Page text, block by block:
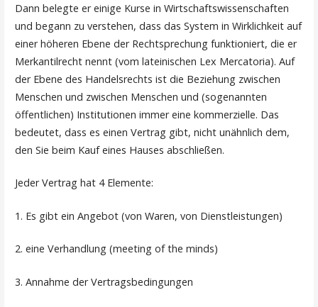
Dann belegte er einige Kurse in Wirtschaftswissenschaften
und begann zu verstehen, dass das System in Wirklichkeit auf
einer höheren Ebene der Rechtsprechung funktioniert, die er
Merkantilrecht nennt (vom lateinischen Lex Mercatoria). Auf
der Ebene des Handelsrechts ist die Beziehung zwischen
Menschen und zwischen Menschen und (sogenannten
öffentlichen) Institutionen immer eine kommerzielle. Das
bedeutet, dass es einen Vertrag gibt, nicht unähnlich dem,
den Sie beim Kauf eines Hauses abschließen.
Jeder Vertrag hat 4 Elemente:
1. Es gibt ein Angebot (von Waren, von Dienstleistungen)
2. eine Verhandlung (meeting of the minds)
3. Annahme der Vertragsbedingungen